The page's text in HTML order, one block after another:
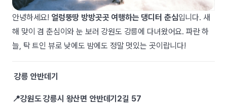
안녕하세요! 얼렁뚱땅 방방곳곳 여행하는 댕디터 춘심입니다. 새
해 맞이 겸 춘심이와 눈 보러 강원도 강릉에 다녀왔어요. 파란 하
늘, 탁 트인 뷰로 낮에도 밤에도 정말 멋있는 곳이랍니다!
강릉 안반데기
📍강원도 강릉시 왕산면 안반데기2길 57